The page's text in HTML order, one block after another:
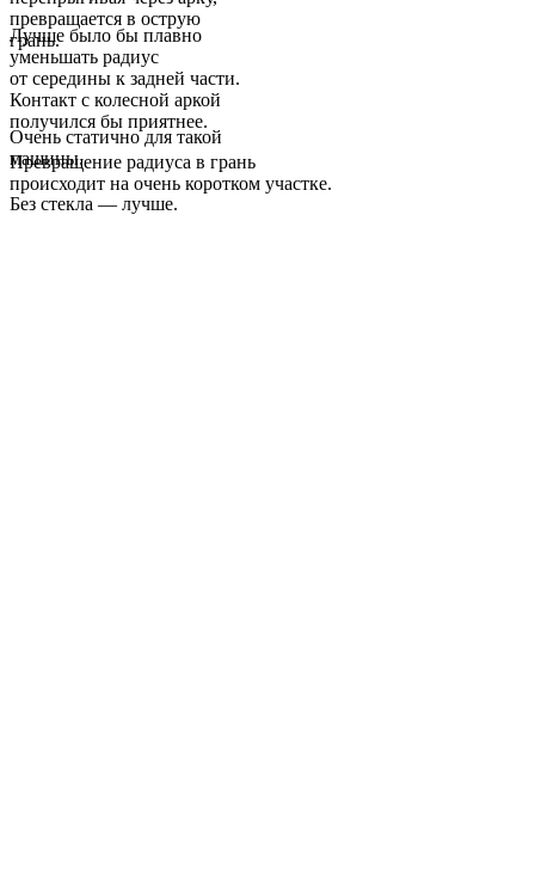
превращается в острую
грань.
Лучше было бы плавно
уменьшать радиус
от середины к задней части.
Контакт с колесной аркой
получился бы приятнее.
Очень статично для такой
машины.
Превращение радиуса в грань
происходит на очень коротком участке.
Без стекла — лучше.